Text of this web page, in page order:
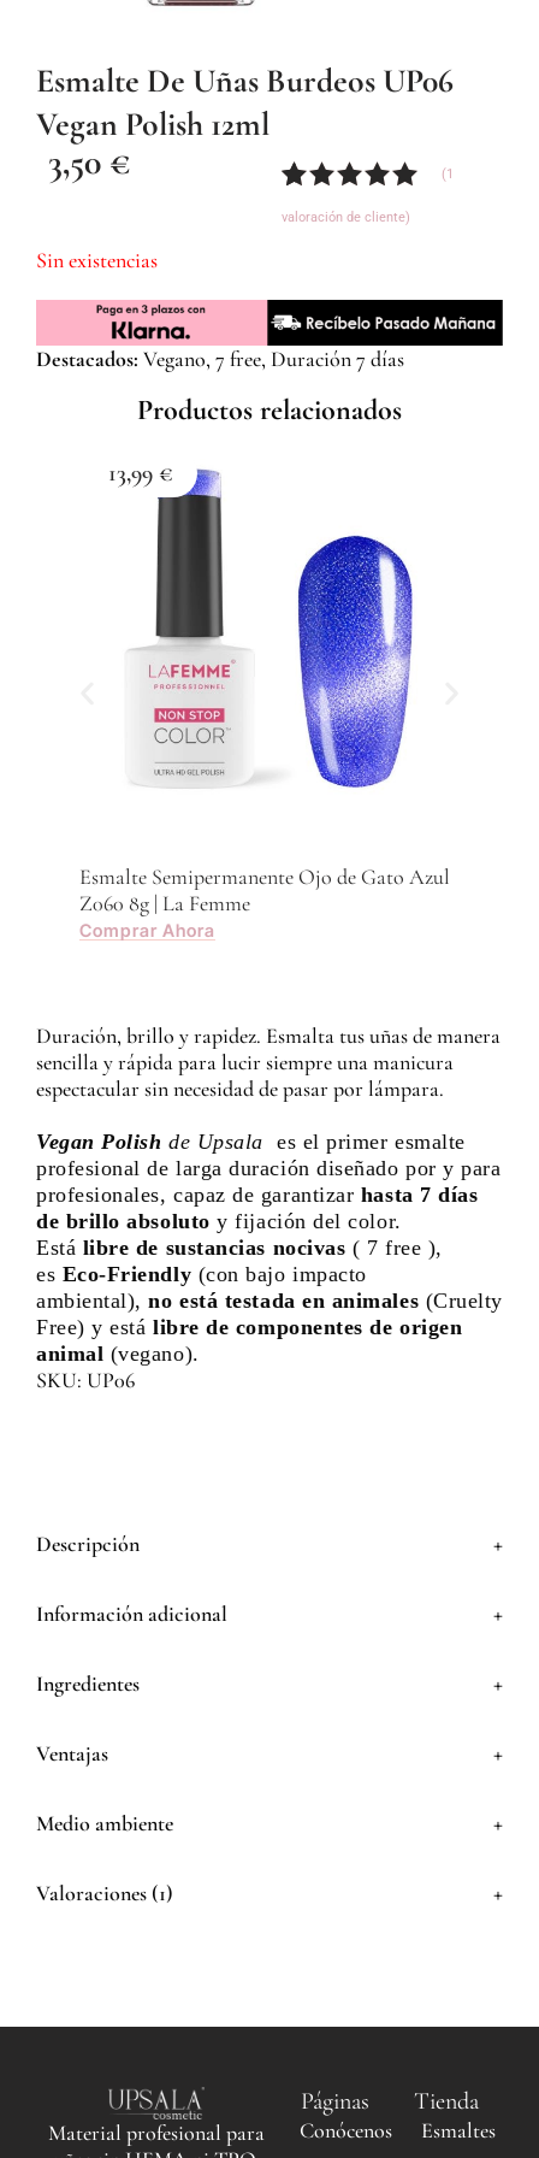
Esmalte De Uñas Burdeos UP06
Vegan Polish 12ml
3,50 €
Valorado
1
valoración
de un
cliente
(1
valoración de cliente)
Sin existencias
Destacados: Vegano, 7 free, Duración 7 días
Productos relacionados
13,99 €
Esmalte Semipermanente Ojo de Gato Azul
Z060 8g | La Femme
Comprar Ahora
Duración, brillo y rapidez. Esmalta tus uñas de manera
sencilla y rápida para lucir siempre una manicura
espectacular sin necesidad de pasar por lámpara.
Vegan Polish de Upsala es el primer esmalte
profesional de larga duración diseñado por y para
profesionales, capaz de garantizar hasta 7 días
de brillo absoluto y fijación del color.
Está libre de sustancias nocivas ( 7 free ),
es Eco-Friendly (con bajo impacto
ambiental),no está testada en animales (Cruelty
Free) y estálibre de componentes de origen
animal (vegano).
SKU: UP06
Descripción +
Información adicional +
Ingredientes +
Ventajas +
Medio ambiente +
Valoraciones (1) +
Material profesional para
Páginas
Conócenos
Tienda
Esmaltes